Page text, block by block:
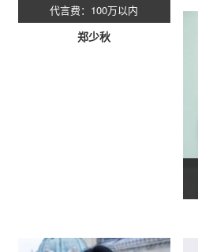
代言费：100万以内
郑少秋